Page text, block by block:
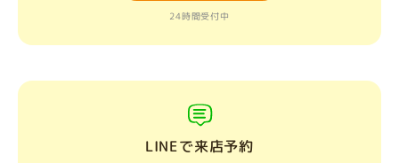
24時間受付中
LINEで来店予約